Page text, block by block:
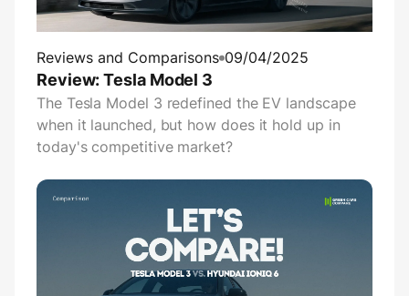
Reviews and Comparisons 09/04/2025
Review: Tesla Model 3
The Tesla Model 3 redefined the EV landscape
when it launched, but how does it hold up in
today's competitive market?